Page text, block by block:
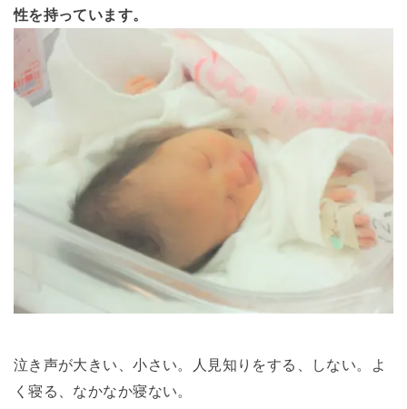
性を持っています。
泣き声が大きい、小さい。人見知りをする、しない。よ
く寝る、なかなか寝ない。